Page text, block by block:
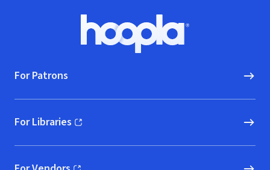
Hoopla logo, Go to homepage
For Patrons
For Libraries
(opens in new window)